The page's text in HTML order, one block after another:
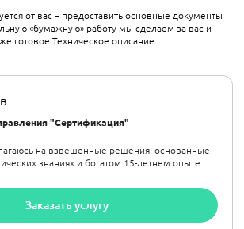
"Сертификация"
на взвешенные решения, основанные
знаниях и богатом 15-летнем опыте.
Заказать услугу
от вас – предоставить основные документы
«бумажную» работу мы сделаем за вас и
готовое Техническое описание.